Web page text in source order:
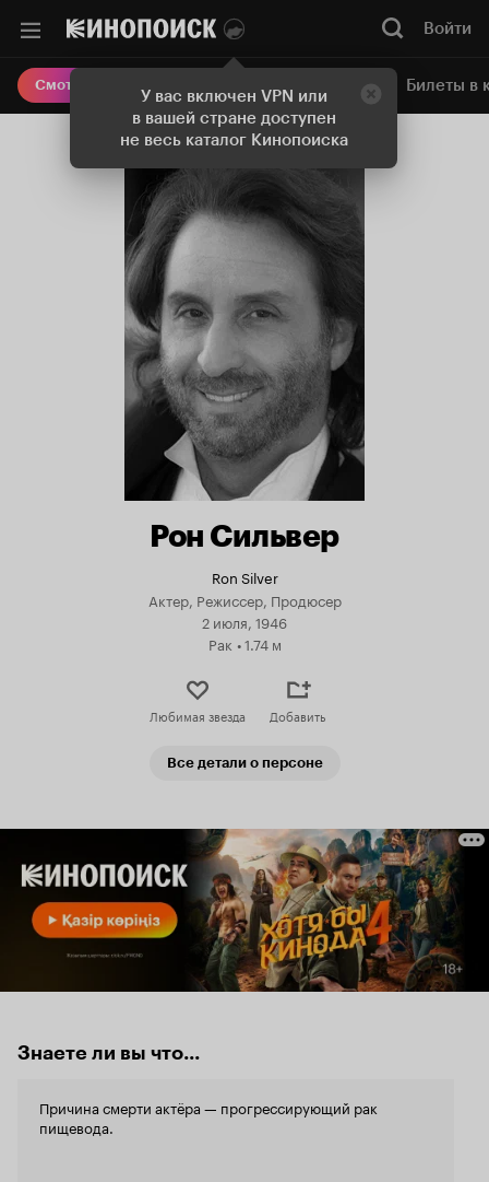
У вас включен VPN или
в вашей стране доступен
не весь каталог Кинопоиска
Войти
Смотреть кино Онлайн-кинотеатр Билеты в
Рон Сильвер
Ron Silver
Актер, Режиссер, Продюсер
2 июля, 1946
Рак •1.74 м
Любимая звезда Добавить
Все детали о персоне
Знаете ли вы что...
Причина смерти актёра — прогрессирующий рак
пищевода.